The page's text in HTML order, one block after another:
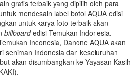
grafis terbaik yang dipilih oleh para
mendesain label botol AQUA edisi
untuk karya foto terbaik akan
billboardedisi Temukan Indonesia.
Indonesia, Danone AQUA akan
seniman Indonesia dan keseluruhan
akan disumbangkan ke Yayasan Kasih